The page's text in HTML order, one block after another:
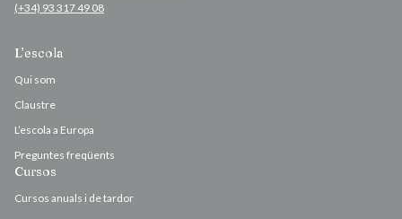
(+34) 93 317 49 08
L’escola
Qui som
Claustre
L’escola a Europa
Preguntes freqüents
Cursos
Cursos anuals i de tardor